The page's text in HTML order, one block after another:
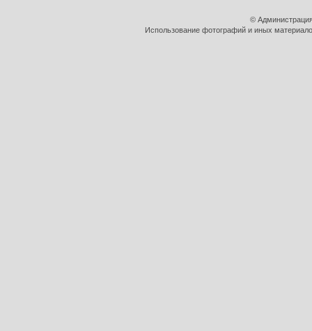
©
Использование фотографий и иных